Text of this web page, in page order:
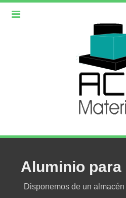
Aluminio
Disponemos de un